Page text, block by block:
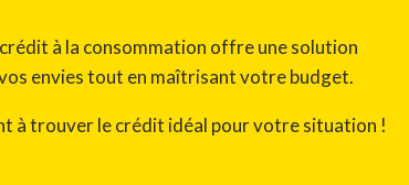
à la consommation offre une solution
envies tout en maîtrisant votre budget.
à trouver le crédit idéal pour votre situation !